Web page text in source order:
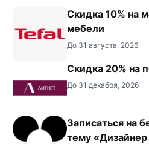
Скидка 10% на
мебели
До 31 августа, 2026
Скидка 20% на
До 31 декабря, 2026
Записаться на
тему